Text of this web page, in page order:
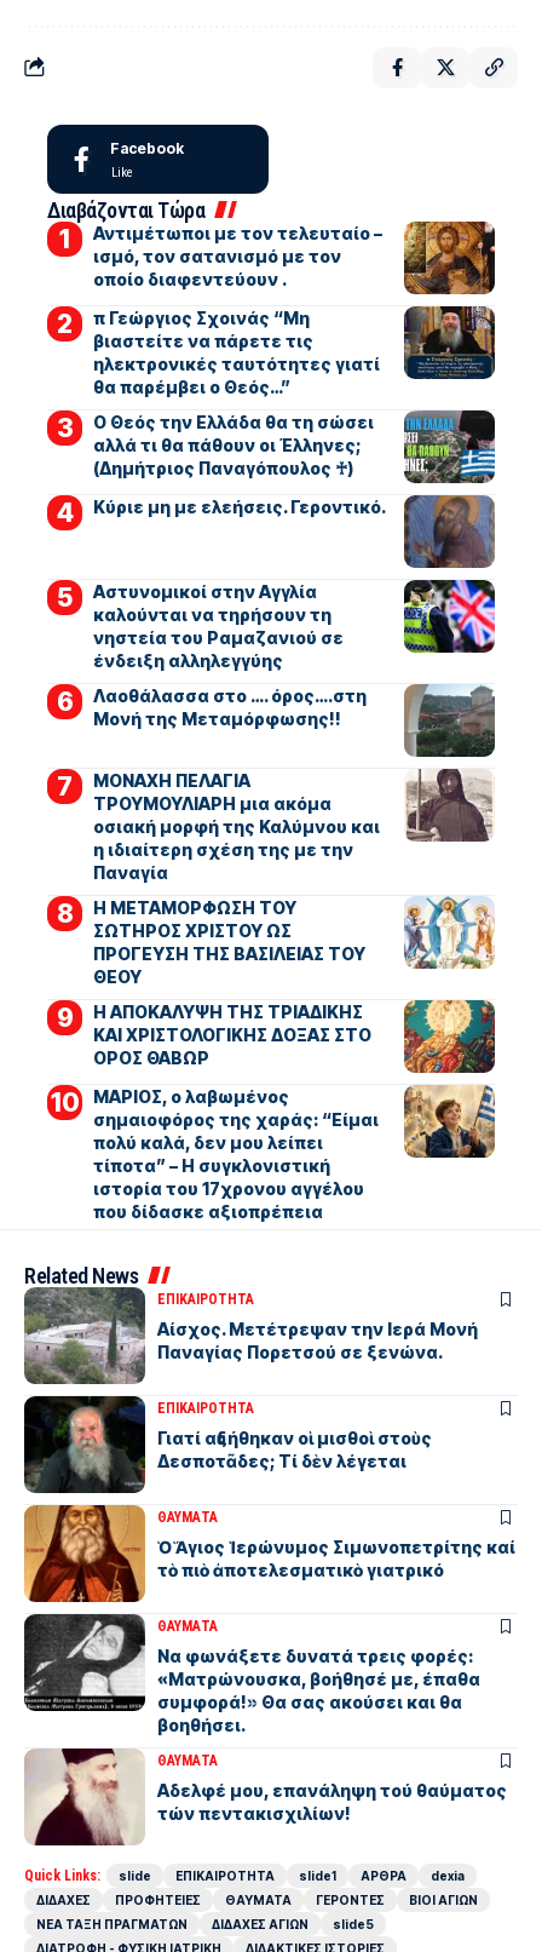
Facebook
Like
Διαβάζονται Τώρα
Αντιμέτωποι με τον τελευταίο –
ισμό, τον σατανισμό με τον
οποίο διαφεντεύουν .
π Γεώργιος Σχοινάς “Μη
βιαστείτε να πάρετε τις
ηλεκτρονικές ταυτότητες γιατί
θα παρέμβει ο Θεός…”
Ο Θεός την Ελλάδα θα τη σώσει
αλλά τι θα πάθουν οι Έλληνες;
(Δημήτριος Παναγόπουλος ♰)
Kύριε μη με ελεήσεις. Γεροντικό.
Αστυνομικοί στην Αγγλία
καλούνται να τηρήσουν τη
νηστεία του Ραμαζανιού σε
ένδειξη αλληλεγγύης
Λαοθάλασσα στο …. όρος….στη
Μονή της Μεταμόρφωσης!!
ΜΟΝΑΧΗ ΠΕΛΑΓΙΑ
ΤΡΟΥΜΟΥΛΙΑΡΗ μια ακόμα
οσιακή μορφή της Καλύμνου και
η ιδιαίτερη σχέση της με την
Παναγία
Η ΜΕΤΑΜΟΡΦΩΣΗ ΤΟΥ
ΣΩΤΗΡΟΣ ΧΡΙΣΤΟΥ ΩΣ
ΠΡΟΓΕΥΣΗ ΤΗΣ ΒΑΣΙΛΕΙΑΣ ΤΟΥ
ΘΕΟΥ
Η ΑΠΟΚΑΛΥΨΗ ΤΗΣ ΤΡΙΑΔΙΚΗΣ
ΚΑΙ ΧΡΙΣΤΟΛΟΓΙΚΗΣ ΔΟΞΑΣ ΣΤΟ
ΟΡΟΣ ΘΑΒΩΡ
ΜΑΡΙΟΣ, ο λαβωμένος
σημαιοφόρος της χαράς: “Είμαι
πολύ καλά, δεν μου λείπει
τίποτα” – Η συγκλονιστική
ιστορία του 17χρονου αγγέλου
που δίδασκε αξιοπρέπεια
Related News
ΕΠΙΚΑΙΡΟΤΗΤΑ
Αίσχος. Μετέτρεψαν την Ιερά Μονή
Παναγίας Πορετσού σε ξενώνα.
ΕΠΙΚΑΙΡΟΤΗΤΑ
Γιατί αὐξήθηκαν οἱ μισθοὶ στοὺς
Δεσποτᾶδες; Τί δὲν λέγεται
ΘΑΥΜΑΤΑ
Ὁ Ἅγιος Ἱερώνυμος Σιμωνοπετρίτης καί
τὸ πιὸ ἀποτελεσματικὸ γιατρικό
ΘΑΥΜΑΤΑ
Να φωνάξετε δυνατά τρεις φορές:
«Ματρώνουσκα, βοήθησέ με, έπαθα
συμφορά!» Θα σας ακούσει και θα
βοηθήσει.
ΘΑΥΜΑΤΑ
Αδελφέ μου, επανάληψη τού θαύματος
τών πεντακισχιλίων!
Quick Links: slide ΕΠΙΚΑΙΡΟΤΗΤΑ slide1 ΑΡΘΡΑ
dexia
ΔΙΔΑΧΕΣ
ΠΡΟΦΗΤΕΙΕΣ ΘΑΥΜΑΤΑ ΓΕΡΟΝΤΕΣ
ΒΙΟΙ ΑΓΙΩΝ
ΝΕΑ ΤΑΞΗ ΠΡΑΓΜΑΤΩΝ
ΔΙΔΑΧΕΣ ΑΓΙΩΝ
slide5
ΔΙΑΤΡΟΦΗ - ΦΥΣΙΚΗ ΙΑΤΡΙΚΗ
ΔΙΔΑΚΤΙΚΕΣ ΙΣΤΟΡΙΕΣ